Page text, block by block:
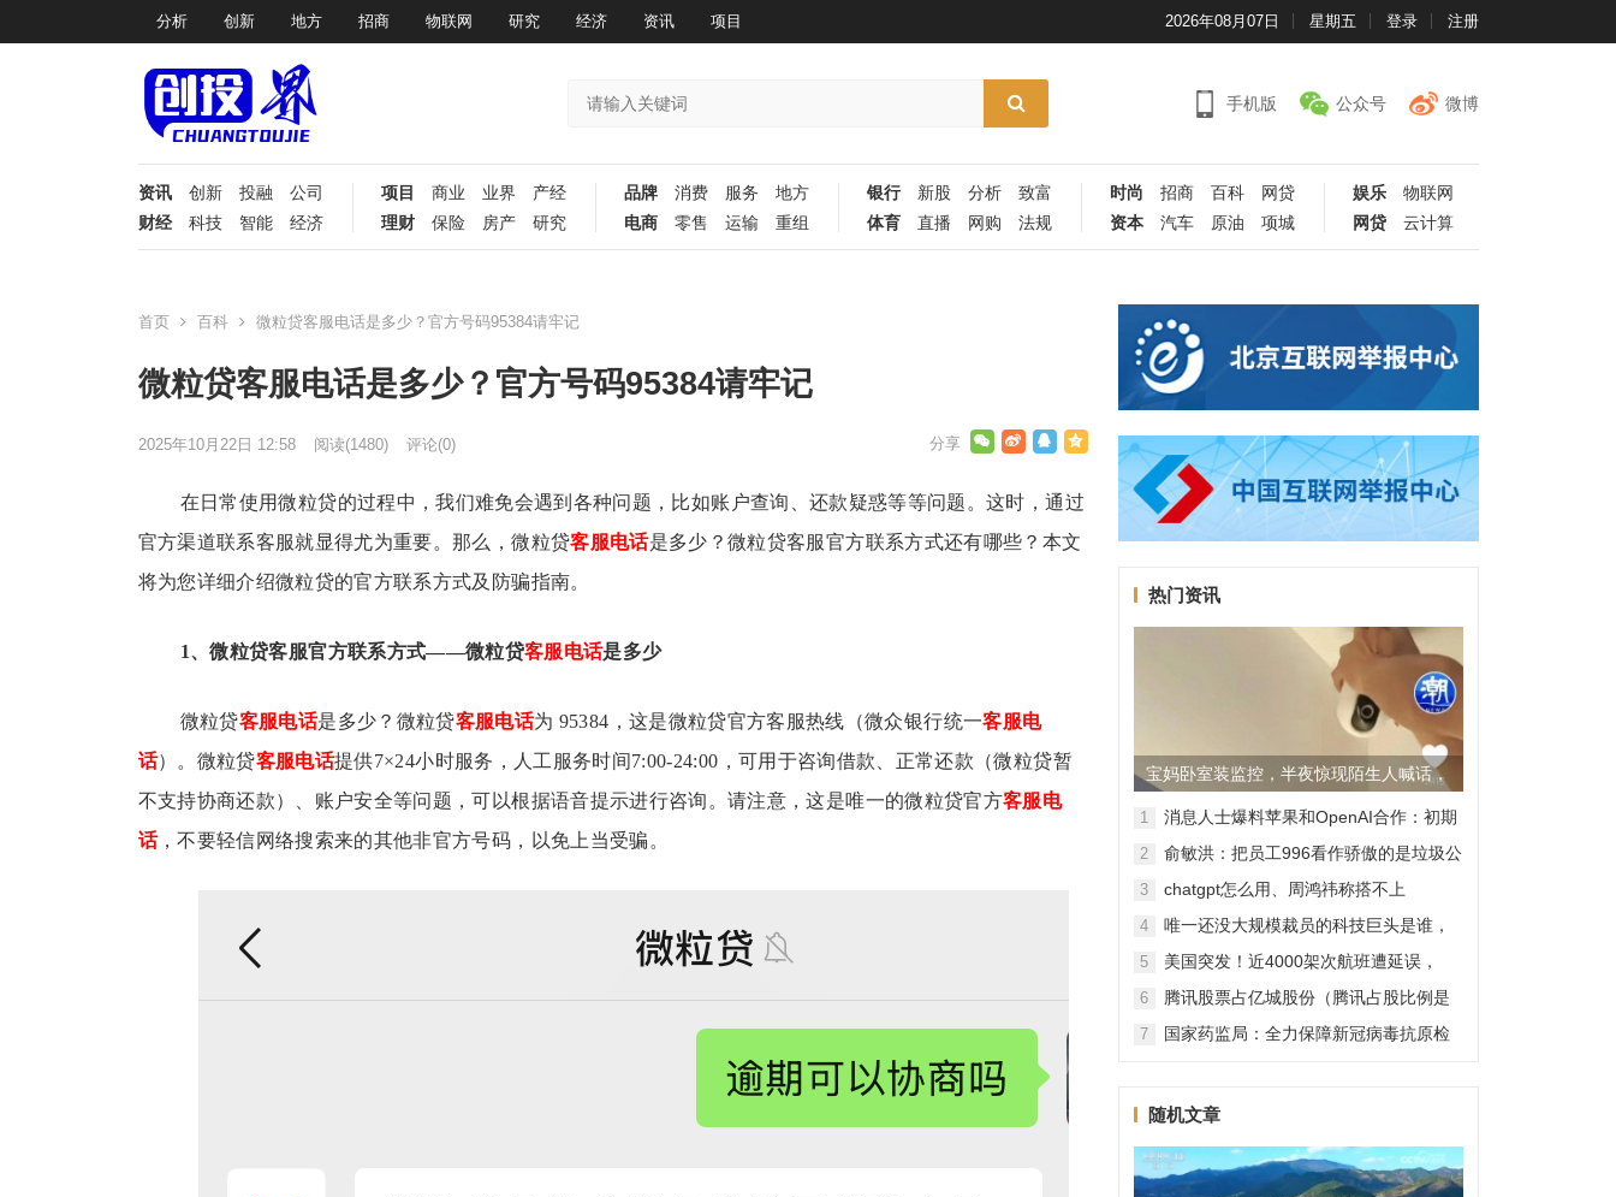
分析 创新 地方 招商 物联网 研究 经济 资讯 项目 2026年08月07日 星期五 登录 注册
手机版 公众号 微博
资讯 创新 投融
公司
财经
科技 智能 经济
项目 商业 业界
产经
理财
保险 房产 研究
品牌 消费 服务
地方
电商
零售 运输 重组
银行 新股 分析
致富
体育
直播 网购 法规
时尚 招商 百科
网贷
资本
汽车 原油 项城
娱乐
物联网
网贷
云计算
首页 百科 微粒贷客服电话是多少？官方号码95384请牢记
微粒贷客服电话是多少？官方号码95384请牢记
2025年10月22日 12:58 阅读(1480) 评论(0)
在日常使用微粒贷的过程中，我们难免会遇到各种问题，比如账户查询、还款疑惑等等问题。这时，通过
官方渠道联系客服就显得尤为重要。那么，微粒贷客服电话是多少？微粒贷客服官方联系方式还有哪些？本文
将为您详细介绍微粒贷的官方联系方式及防骗指南。
1、微粒贷客服官方联系方式——微粒贷客服电话是多少
微粒贷客服电话是多少？微粒贷客服电话为 95384，这是微粒贷官方客服热线（微众银行统一客服电
话）。微粒贷客服电话提供7×24小时服务，人工服务时间7:00-24:00，可用于咨询借款、正常还款（微粒贷暂
不支持协商还款）、账户安全等问题，可以根据语音提示进行咨询。请注意，这是唯一的微粒贷官方客服电
话，不要轻信网络搜索来的其他非官方号码，以免上当受骗。
热门资讯
宝妈卧室装监控，半夜惊现陌生人喊话，
警方已介入调查
1
消息人士爆料苹果和OpenAI合作：初期
无现金交易、未来探索分成佣金
2
俞敏洪：把员工996看作骄傲的是垃圾公
司，建议24节气都放假
3
chatgpt怎么用、周鸿祎称搭不上
ChatGPT企业会被淘汰
4
唯一还没大规模裁员的科技巨头是谁，
苹果还能扛多久？
5
美国突发！近4000架次航班遭延误，
2000架次航班被取消
6
腾讯股票占亿城股份（腾讯占股比例是
怎样的？）
7
国家药监局：全力保障新冠病毒抗原检
随机文章